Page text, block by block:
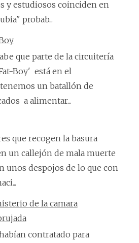
y estudiosos coinciden en
probab...
que parte de la circuitería
Boy' está en el
un batallón de
a alimentar...
que recogen la basura
un callejón de mala muerte
unos despojos de lo que con
de la camara
contratado para